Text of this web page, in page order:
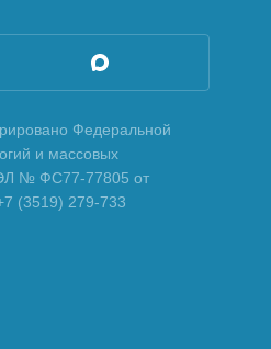
Федеральной
и массовых
ЭЛ № ФС77-77805 от
(3519) 279-733